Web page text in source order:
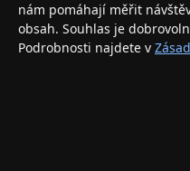
INFORMACE
Doprava a doručení
nám pomáhají měřit
obsah. Souhlas je
Podrobnosti najdete v